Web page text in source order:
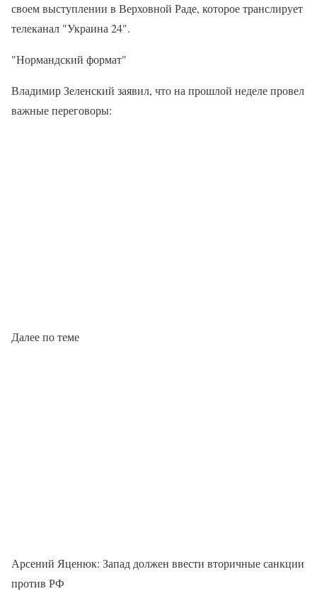
своем выступлении в Верховной Раде, которое транслирует
телеканал "Украина 24".
"Нормандский формат"
Владимир Зеленский заявил, что на прошлой неделе провел
важные переговоры:
Далее по теме
Арсений Яценюк: Запад должен ввести вторичные санкции
против РФ